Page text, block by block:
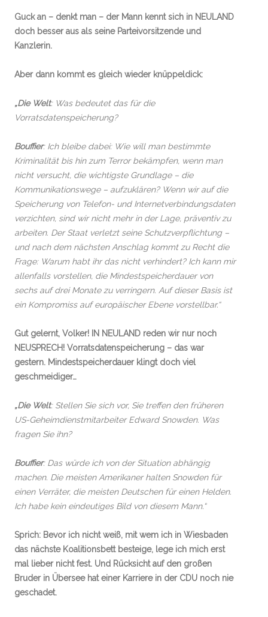
Guck an – denkt man – der Mann kennt sich in NEULAND
doch besser aus als seine Parteivorsitzende und
Kanzlerin.
Aber dann kommt es gleich wieder knüppeldick:
„Die Welt: Was bedeutet das für die
Vorratsdatenspeicherung?
Bouffier: Ich bleibe dabei: Wie will man bestimmte
Kriminalität bis hin zum Terror bekämpfen, wenn man
nicht versucht, die wichtigste Grundlage – die
Kommunikationswege – aufzuklären? Wenn wir auf die
Speicherung von Telefon- und Internetverbindungsdaten
verzichten, sind wir nicht mehr in der Lage, präventiv zu
arbeiten. Der Staat verletzt seine Schutzverpflichtung–
und nach dem nächsten Anschlag kommt zu Recht die
Frage: Warum habt ihr das nicht verhindert? Ich kann mir
allenfalls vorstellen, die Mindestspeicherdauer von
sechs auf drei Monate zu verringern. Auf dieser Basis ist
ein Kompromiss auf europäischer Ebene vorstellbar.“
Gut gelernt, Volker! IN NEULAND reden wir nur noch
NEUSPRECH! Vorratsdatenspeicherung – das war
gestern. Mindestspeicherdauer klingt doch viel
geschmeidiger…
„Die Welt: Stellen Sie sich vor, Sie treffen den früheren
US-Geheimdienstmitarbeiter Edward Snowden. Was
fragen Sie ihn?
Bouffier: Das würde ich von der Situation abhängig
machen. Die meisten Amerikaner halten Snowden für
einen Verräter, die meisten Deutschen für einen Helden.
Ich habe kein eindeutiges Bild von diesem Mann.“
Sprich: Bevor ich nicht weiß, mit wem ich in Wiesbaden
das nächste Koalitionsbett besteige, lege ich mich erst
mal lieber nicht fest. Und Rücksicht auf den großen
Bruder in Übersee hat einer Karriere in der CDU noch nie
geschadet.